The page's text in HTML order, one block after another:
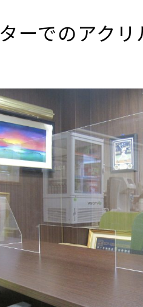
ーでのアクリ